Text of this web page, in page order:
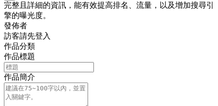
完整且詳細的資訊，能有效提高排名、流量，以及增加搜尋引
擎的曝光度。
發佈者
訪客請先登入
作品分類
作品標題
作品簡介